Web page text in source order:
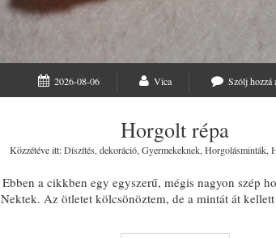
2026-08-06 Vica Szólj hozzá
Horgolt répa
Közzétéve itt:Díszítés, dekoráció, Gyermekeknek, Horgolásminták,
Ebben a cikkben egy egyszerű, mégis nagyon szép
Nektek. Az ötletet kölcsönöztem, de a mintát át